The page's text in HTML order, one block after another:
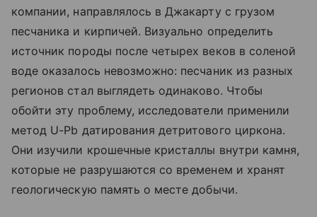
компании, направлялось в Джакарту с грузом
песчаника и кирпичей. Визуально определить
источник породы после четырех веков в соленой
воде оказалось невозможно: песчаник из разных
регионов стал выглядеть одинаково. Чтобы
обойти эту проблему, исследователи применили
метод U-Pb датирования детритового циркона.
Они изучили крошечные кристаллы внутри камня,
которые не разрушаются со временем и хранят
геологическую память о месте добычи.